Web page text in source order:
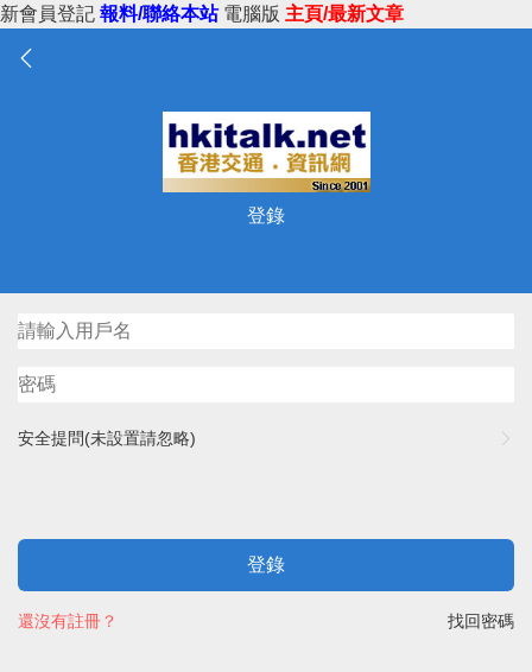
新會員登記 報料/聯絡本站 電腦版 主頁/最新文章
登錄
安全提問(未設置請忽略)
登錄
找回密碼
還沒有註冊？